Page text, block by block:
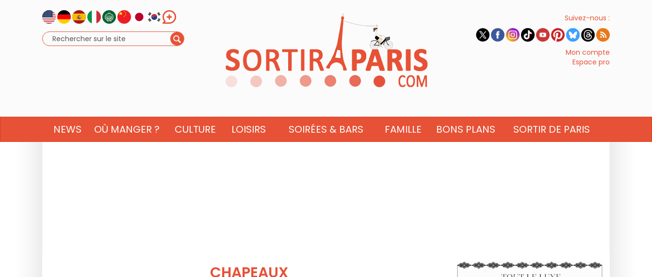
Suivez-nous :
Mon compte
Espace pro
NEWS OÙ MANGER ? CULTURE LOISIRS SOIRÉES & BARS FAMILLE BONS PLANS SORTIR DE PARIS
CHAPEAUX